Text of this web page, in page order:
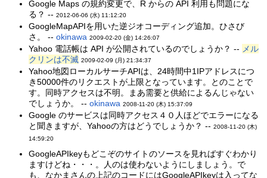
Google Maps の規約変更で、R からの API 利用も問題にな
る？ --2012-06-06 (水) 11:12:20
GoogleMapAPIを用いた逆ジオコーディング追加。ひさび
さ。 --okinawa 2009-02-20 (金) 14:26:07
Yahoo 電話帳は API が公開されているのでしょうか？ -- メル
クリンは不滅 2009-02-09 (月) 21:34:37
Yahoo地図ローカルサーチAPIは、24時間中1IPアドレスにつ
き50000件のリクエストが上限となっています。とのことで
す。同時アクセスは不明。まあ需要と供給によるんじゃない
でしょうか。 --okinawa 2008-11-20 (木) 15:37:09
Google のサービスは同時アクセス４０人ほどでエラーになる
と聞きますが、Yahooの方はどうでしょうか？ --2008-11-20 (木)
14:59:20
GoogleAPIkeyもどこぞのサイトのソースを見ればすぐわかり
ますけどね・・・。人のは使わないようにしましょう。で
も、なかまさんの上記のコードにはGoogleAPIkeyは入ってな